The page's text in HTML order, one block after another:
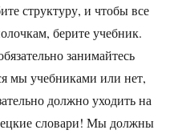
структуру, и чтобы все
берите учебник.
занимайтесь
мы учебниками или нет,
должно уходить на
словари! Мы должны